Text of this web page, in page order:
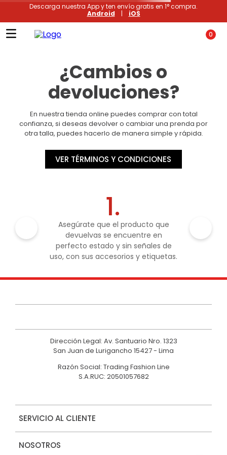
Descarga nuestra App y ten envío gratis en 1° compra.
Android | iOS
0
¿Cambios o
devoluciones?
En nuestra tienda online puedes comprar con total
confianza, si deseas devolver o cambiar una prenda por
otra talla, puedes hacerlo de manera simple y rápida.
VER TÉRMINOS Y CONDICIONES
1.
Asegúrate que el producto que
devuelvas se encuentre en
perfecto estado y sin señales de
uso, con sus accesorios y etiquetas.
Dirección Legal: Av. Santuario Nro. 1323
San Juan de Lurigancho 15427 - Lima
Razón Social: Trading Fashion Line
S.A.RUC: 20501057682
SERVICIO AL CLIENTE
NOSOTROS